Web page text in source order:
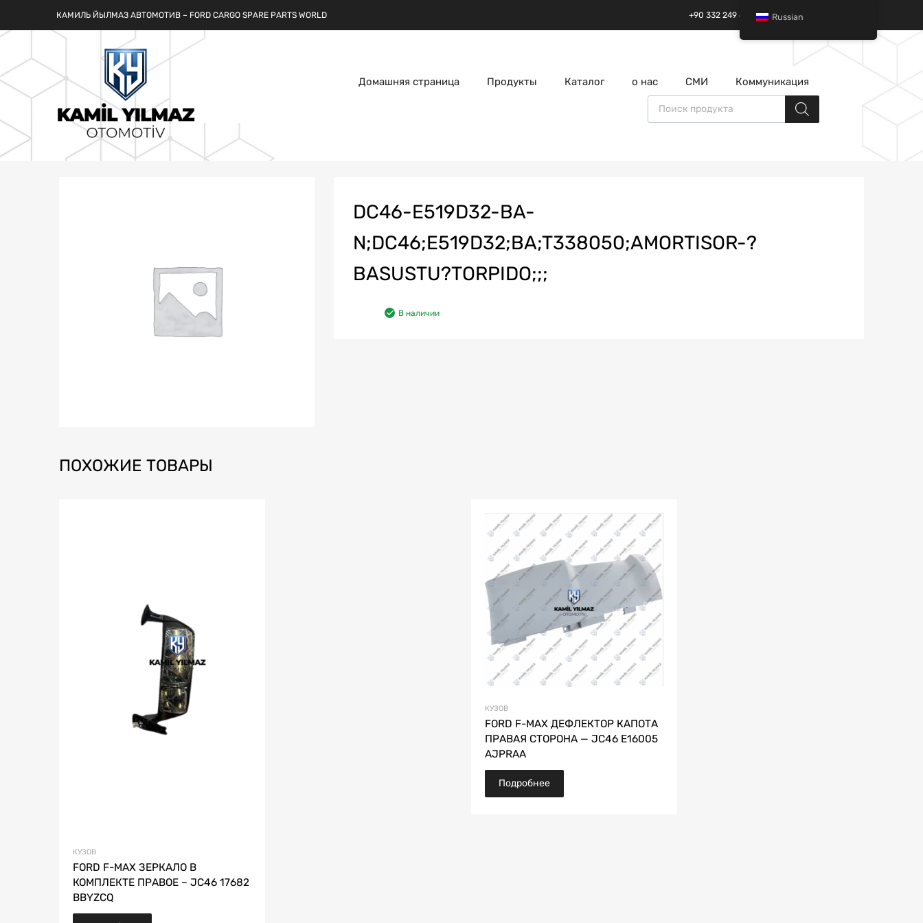
КАМИЛЬ ЙЫЛМАЗ АВТОМОТИВ – FORD CARGO SPARE PARTS WORLD +90 332 249 49 01 | +90 532 685 32 42
Домашняя страница Продукты Каталог о нас СМИ Коммуникация
Поиск товаров
DC46-E519D32-BA-
N;DC46;E519D32;BA;T338050;AMORTISOR-?
BASUSTU?TORPIDO;;;
В наличии
ПОХОЖИЕ ТОВАРЫ
КУЗОВ
FORD F-MAX ЗЕРКАЛО В
КОМПЛЕКТЕ ПРАВОЕ – JC46 17682
BBYZCQ
КУЗОВ
FORD F-MAX ДЕФЛЕКТОР КАПОТА
ПРАВАЯ СТОРОНА — JC46 E16005
AJPRAA
Подробнее
Russian